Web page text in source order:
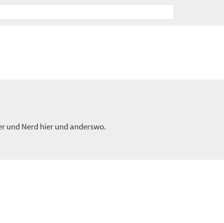
und Nerd hier und anderswo.